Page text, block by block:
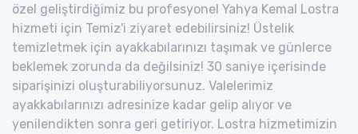
özel geliştirdiğimiz bu profesyonel Yahya Kemal Lostra
hizmeti için Temiz'i ziyaret edebilirsiniz! Üstelik
temizletmek için ayakkabılarınızı taşımak ve günlerce
beklemek zorunda da değilsiniz! 30 saniye içerisinde
siparişinizi oluşturabiliyorsunuz. Valelerimiz
ayakkabılarınızı adresinize kadar gelip alıyor ve
yenilendikten sonra geri getiriyor. Lostra hizmetimizin